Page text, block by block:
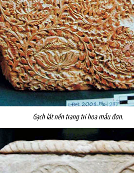
Gạch lát nền trang trí hoa mẫu đơn.